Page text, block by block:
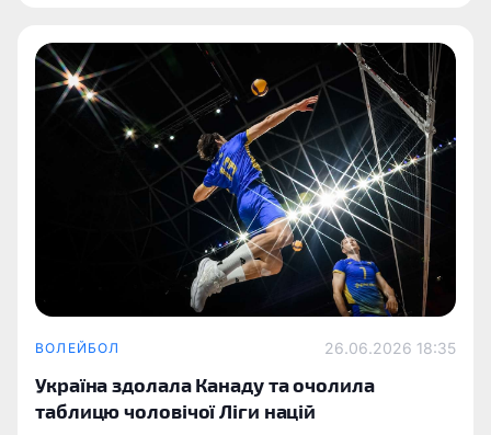
ВОЛЕЙБОЛ 26.06.2026 18:35
Україна здолала Канаду та очолила
таблицю чоловічої Ліги націй